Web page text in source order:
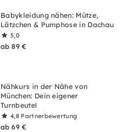
Babykleidung nähen: Mütze,
Lätzchen & Pumphose in Dachau
5,0
ab 89 €
Nähkurs in der Nähe von
München: Dein eigener
Turnbeutel
4,8 Partnerbewertung
ab 69 €